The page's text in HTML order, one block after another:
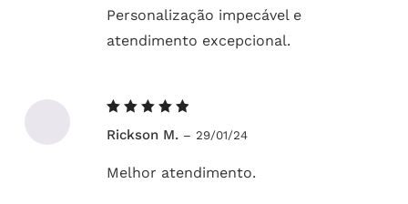
Personalização impecável e
atendimento excepcional.
5de 5
Rickson M. – 29/01/24
Melhor atendimento.